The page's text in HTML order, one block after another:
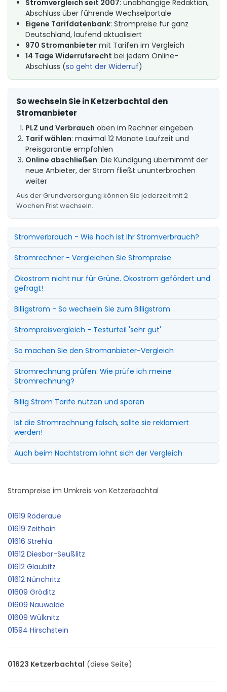
Stromvergleich seit 2007: unabhängige Redaktion,
Abschluss über führende Wechselportale
Eigene Tarifdatenbank: Strompreise für ganz
Deutschland, laufend aktualisiert
970 Stromanbieter mit Tarifen im Vergleich
14 Tage Widerrufsrecht bei jedem Online-
Abschluss (so geht der Widerruf)
So wechseln Sie in Ketzerbachtal den
Stromanbieter
PLZ und Verbrauch oben im Rechner eingeben
Tarif wählen: maximal 12 Monate Laufzeit und
Preisgarantie empfohlen
Online abschließen: Die Kündigung übernimmt der
neue Anbieter, der Strom fließt ununterbrochen
weiter
Aus der Grundversorgung können Sie jederzeit mit 2
Wochen Frist wechseln.
Stromverbrauch - Wie hoch ist Ihr Stromverbrauch?
Stromrechner - Vergleichen Sie Strompreise
Ökostrom nicht nur für Grüne. Ökostrom gefördert und
gefragt!
Billigstrom - So wechseln Sie zum Billigstrom
Strompreisvergleich - Testurteil 'sehr gut'
So machen Sie den Stromanbieter-Vergleich
Stromrechnung prüfen: Wie prüfe ich meine
Stromrechnung?
Billig Strom Tarife nutzen und sparen
Ist die Stromrechnung falsch, sollte sie reklamiert
werden!
Auch beim Nachtstrom lohnt sich der Vergleich
Strompreise im Umkreis von Ketzerbachtal
01619 Röderaue
01619 Zeithain
01616 Strehla
01612 Diesbar-Seußlitz
01612 Glaubitz
01612 Nünchritz
01609 Gröditz
01609 Nauwalde
01609 Wülknitz
01594 Hirschstein
01623 Ketzerbachtal (diese Seite)